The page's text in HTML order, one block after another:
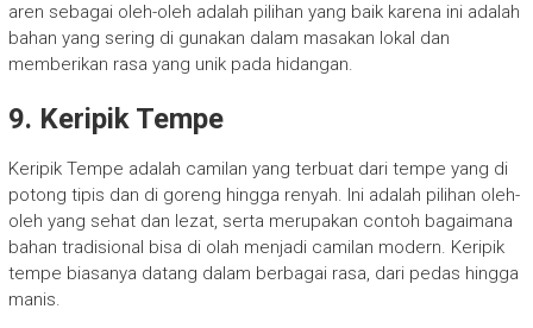
aren sebagai oleh-oleh adalah pilihan yang baik karena ini adalah
bahan yang sering di gunakan dalam masakan lokal dan
memberikan rasa yang unik pada hidangan.
9. Keripik Tempe
Keripik Tempe adalah camilan yang terbuat dari tempe yang di
potong tipis dan di goreng hingga renyah. Ini adalah pilihan oleh-
oleh yang sehat dan lezat, serta merupakan contoh bagaimana
bahan tradisional bisa di olah menjadi camilan modern. Keripik
tempe biasanya datang dalam berbagai rasa, dari pedas hingga
manis.